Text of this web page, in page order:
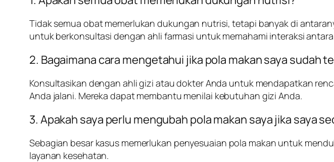
Tidak semua obat memerlukan dukungan nutrisi, tetapi banyak di
untuk berkonsultasi dengan ahli farmasi untuk memahami interaksi
2. Bagaimana cara mengetahui jika pola makan saya sudah
Konsultasikan dengan ahli gizi atau dokter Anda untuk mendapatkan
Anda jalani. Mereka dapat membantu menilai kebutuhan gizi Anda.
3. Apakah saya perlu mengubah pola makan saya jika saya
Sebagian besar kasus memerlukan penyesuaian pola makan untuk
layanan kesehatan.